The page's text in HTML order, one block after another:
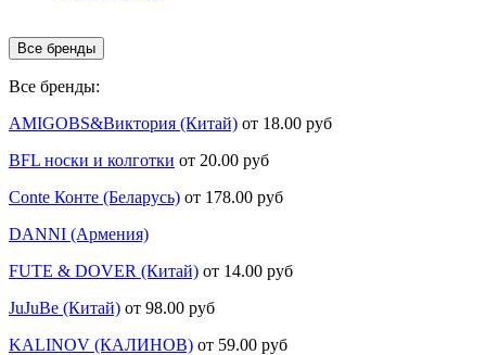
Все бренды
Все бренды:
AMIGOBS&Виктория (Китай) от 18.00 руб
BFL носки и колготки от 20.00 руб
Conte Конте (Беларусь) от 178.00 руб
DANNI (Армения)
FUTE & DOVER (Китай) от 14.00 руб
JuJuBe (Китай) от 98.00 руб
KALINOV (КАЛИНОВ) от 59.00 руб